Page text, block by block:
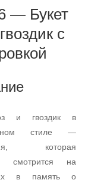
— Букет
с
и гвоздик в
стиле —
которая
смотрится на
в память о